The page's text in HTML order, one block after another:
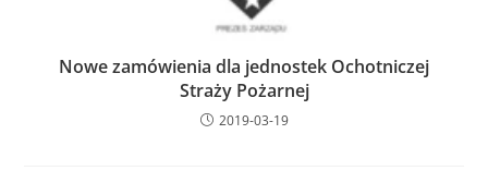
Nowe zamówienia dla jednostek Ochotniczej
Straży Pożarnej
2019-03-19